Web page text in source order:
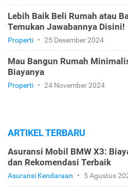
Lebih Baik Beli Rumah atau
Temukan Jawabannya Disini!
Properti • 25 Desember 2024
Mau Bangun Rumah
Biayanya
Properti • 24 November 2024
ARTIKEL TERBARU
Asuransi Mobil BMW X3:
dan Rekomendasi Terbaik
Asuransi Kendaraan • 5 Agustus